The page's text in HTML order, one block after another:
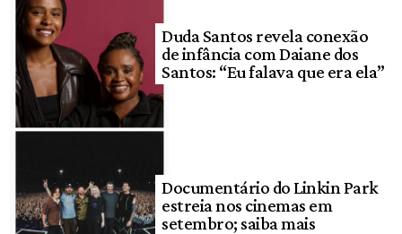
Duda Santos revela conexão
de infância com Daiane dos
Santos: “Eu falava que era ela”
Documentário do Linkin Park
estreia nos cinemas em
setembro; saiba mais